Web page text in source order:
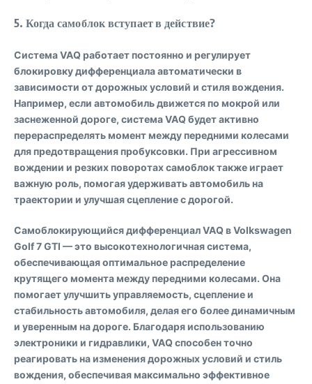
5. Когда самоблок вступает в действие?
Система VAQ работает постоянно и регулирует
блокировку дифференциала автоматически в
зависимости от дорожных условий и стиля вождения.
Например, если автомобиль движется по мокрой или
заснеженной дороге, система VAQ будет активно
перераспределять момент между передними колесами
для предотвращения пробуксовки. При агрессивном
вождении и резких поворотах самоблок также играет
важную роль, помогая удерживать автомобиль на
траектории и улучшая сцепление с дорогой.
Самоблокирующийся дифференциал VAQ в Volkswagen
Golf 7 GTI — это высокотехнологичная система,
обеспечивающая оптимальное распределение
крутящего момента между передними колесами. Она
помогает улучшить управляемость, сцепление и
стабильность автомобиля, делая его более динамичным
и уверенным на дороге. Благодаря использованию
электроники и гидравлики, VAQ способен точно
реагировать на изменения дорожных условий и стиль
вождения, обеспечивая максимально эффективное